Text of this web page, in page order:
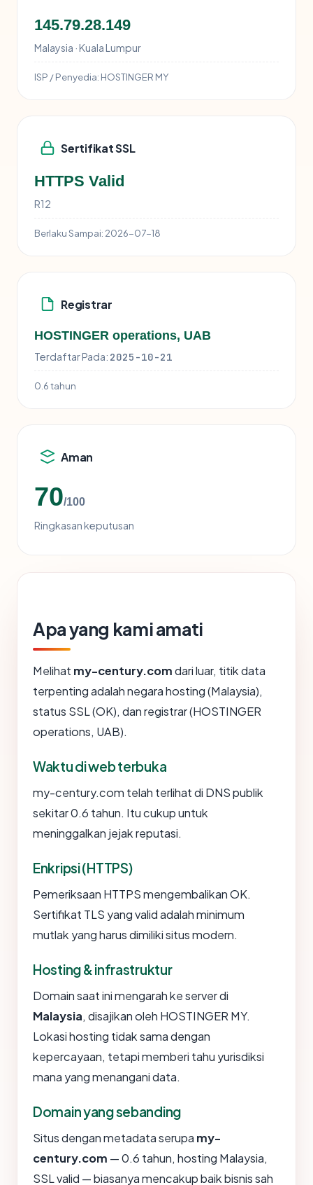
145.79.28.149
Malaysia · Kuala Lumpur
ISP / Penyedia: HOSTINGER MY
Sertifikat SSL
HTTPS Valid
R12
Berlaku Sampai: 2026-07-18
Registrar
HOSTINGER operations, UAB
Terdaftar Pada: 2025-10-21
0.6 tahun
Aman
70/100
Ringkasan keputusan
Apa yang kami amati
Melihat my-century.comdari luar, titik data
terpenting adalah negara hosting (Malaysia),
status SSL (OK), dan registrar (HOSTINGER
operations, UAB).
Waktu di web terbuka
my-century.com telah terlihat di DNS publik
sekitar 0.6 tahun. Itu cukup untuk
meninggalkan jejak reputasi.
Enkripsi (HTTPS)
Pemeriksaan HTTPS mengembalikan OK.
Sertifikat TLS yang valid adalah minimum
mutlak yang harus dimiliki situs modern.
Hosting & infrastruktur
Domain saat ini mengarah ke server di
Malaysia, disajikan oleh HOSTINGER MY.
Lokasi hosting tidak sama dengan
kepercayaan, tetapi memberi tahu yurisdiksi
mana yang menangani data.
Domain yang sebanding
Situs dengan metadata serupa my-
century.com — 0.6 tahun, hosting Malaysia,
SSL valid — biasanya mencakup baik bisnis sah